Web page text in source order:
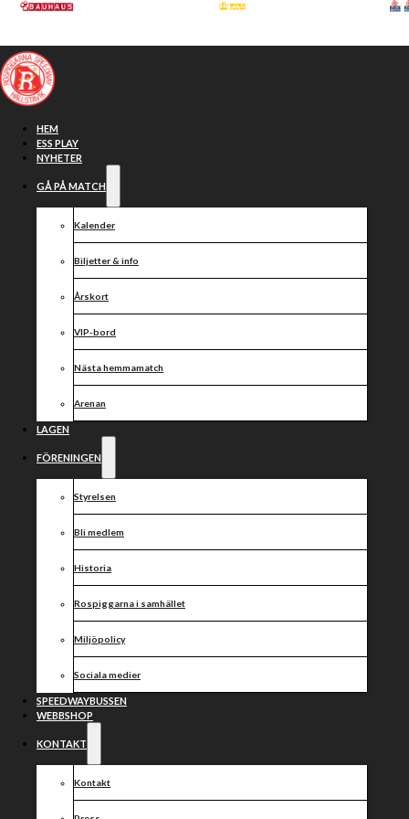
Hoppa till huvudinnehåll
HEM
ESS PLAY
NYHETER
GÅ PÅ MATCH
Kalender
Biljetter & info
Årskort
VIP-bord
Nästa hemmamatch
Arenan
LAGEN
FÖRENINGEN
Styrelsen
Bli medlem
Historia
Rospiggarna i samhället
Miljöpolicy
Sociala medier
SPEEDWAYBUSSEN
WEBBSHOP
KONTAKT
Kontakt
Adam Ellis